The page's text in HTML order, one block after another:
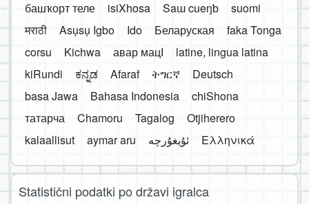
башҡорт теле
isiXhosa Saɯ cueŋƅ
suomi
मराठी
Asụsụ Igbo Ido Беларуская
faka Tonga
corsu
Kichwa авар мацӀ
latine, lingua latina
kiRundi
ಕನ್ನಡ Afaraf ትግርኛ
Deutsch
basa Jawa
Bahasa Indonesia
chiShona
татарча
Chamoru Tagalog
Otjiherero
kalaallisut
aymar aru Ελληνικά
Statistični podatki po državi igralca